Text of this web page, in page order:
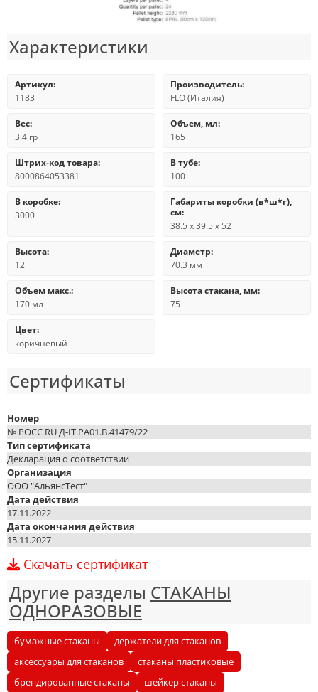
Характеристики
Артикул:
1183
Производитель:
FLO (Италия)
Вес:
3.4 гр
Объем, мл:
165
Штрих-код товара:
8000864053381
В тубе:
100
В коробке:
3000
Габариты коробки (в*ш*г),
см:
38.5 x 39.5 x 52
Высота:
12
Диаметр:
70.3 мм
Объем макс.:
170 мл
Высота стакана, мм:
75
Цвет:
коричневый
Сертификаты
Номер
№ РОСС RU Д-IT.РА01.В.41479/22
Тип сертификата
Декларация о соответствии
Организация
ООО "АльянсТест"
Дата действия
17.11.2022
Дата окончания действия
15.11.2027
Скачать сертификат
Другие разделы СТАКАНЫ
ОДНОРАЗОВЫЕ
бумажные стаканы
держатели для стаканов
аксессуары для стаканов
стаканы пластиковые
брендированные стаканы
шейкер стаканы